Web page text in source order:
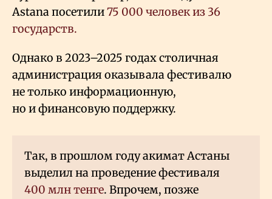
Astana посетили75 000 человек из 36
государств.
Однако в 2023–2025 годах столичная
администрация оказывала фестивалю
не только информационную,
но и финансовую поддержку.
Так, в прошлом году акимат Астаны
выделил на проведение фестиваля
400 млн тенге. Впрочем, позже